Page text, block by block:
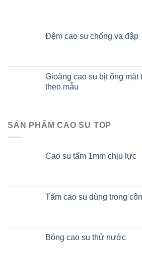
Đệm cao su chống va đập
Gioăng cao su bịt ống mặt
theo mẫu
SẢN PHẨM CAO SU TOP
Cao su tấm 1mm chịu lực
Tấm cao su dùng trong
Bóng cao su thử nước